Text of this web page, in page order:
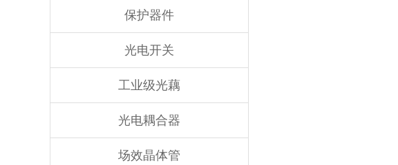
保护器件
光电开关
工业级光藕
光电耦合器
场效晶体管